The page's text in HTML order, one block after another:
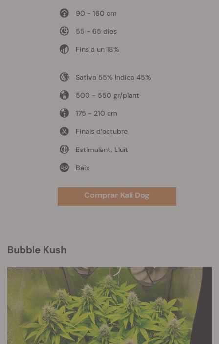
90 - 160 cm
55 - 65 dies
Fins a un 18%
Sativa 55% Indica 45%
500 - 550 gr/plant
175 - 210 cm
Finals d‘octubre
Estimulant, Lluït
Baix
Comprar Kali Dog
Bubble Kush